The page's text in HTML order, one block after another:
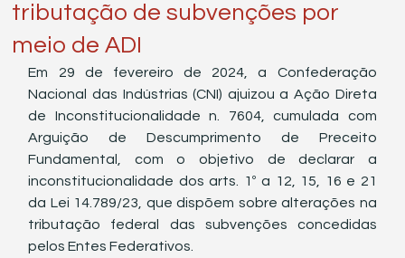
tributação de subvenções por
meio de ADI
Em 29 de fevereiro de 2024, a Confederação
Nacional das Indústrias (CNI) ajuizou a Ação Direta
de Inconstitucionalidade n. 7604, cumulada com
Arguição de Descumprimento de Preceito
Fundamental, com o objetivo de declarar a
inconstitucionalidade dos arts. 1º a 12, 15, 16 e 21
da Lei 14.789/23, que dispõem sobre alterações na
tributação federal das subvenções concedidas
pelos Entes Federativos.